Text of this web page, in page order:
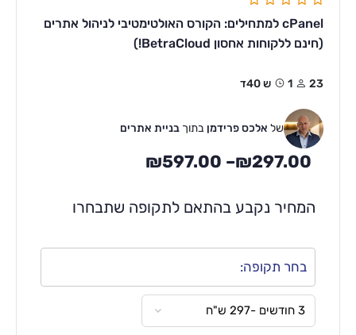
cPanel למתחילים: הקורס האולטימטיבי לניהול אתרים
(חינם ללקוחות אחסון BetraCloud!)
23 1ש 40ד
של אלכס פרידמן בתוך בניית אתרים
₪297.00
–
₪597.00
המחיר נקבע בהתאם לתקופה שתבחרו
בחר תקופה: